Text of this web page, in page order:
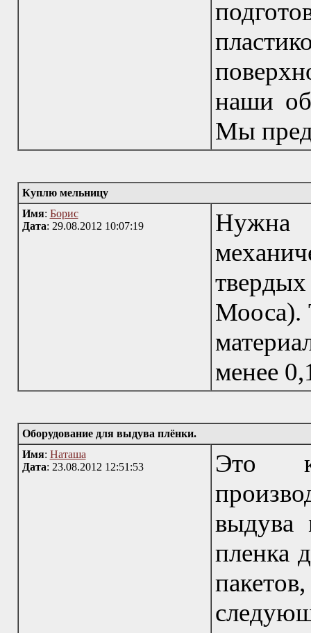
наши
Мы
Куплю мельницу
Имя: Борис
Дата: 29.08.2012 10:07:19
Нужна
Мооса).
менее
Оборудование для выдува плёнки.
Имя: Наташа
Дата: 23.08.2012 12:51:53
Это
выдува
пленка